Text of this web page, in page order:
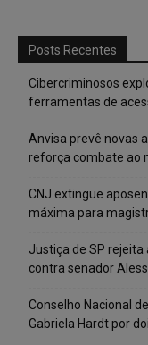
Posts Recentes
Cibercriminosos
ferramentas de
Anvisa prevê novas
reforça combate ao
CNJ extingue
máxima para
Justiça de SP
contra senador
Conselho Nacional
Gabriela Hardt por